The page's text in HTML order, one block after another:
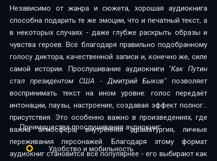
Независимо от жанра и сюжета, хорошая аудиокнига
способна подарить те же эмоции, что и печатный текст, а
в некоторых случаях - даже глубже раскрыть образы и
чувства героев. Всё благодаря правильно подобранному
голосу диктора, качественной записи и, конечно же, силе
самой истории. Прослушивание аудиокниги "Как Путин
стал президентом США - Дмитрий Быков" позволяет
воспринимать текст на ином уровне: голос передаёт
интонации, паузы, настроение, создавая эффект полного
присутствия. Это особенно важно в произведениях, где
важна атмосфера, внутренняя драматургия, личные
переживания персонажей. Благодаря этому формат
аудиокниг становится всё популярнее - его выбирают как
Преимущества прослушивания аудиокниг:
Удобство и мобильность